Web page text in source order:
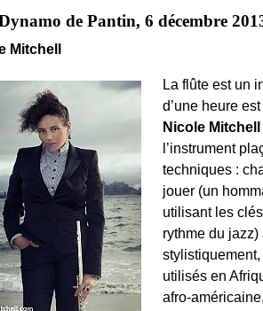
de Pantin, 6 décembre
Mitchell
La flûte est un
d’une heure
Nicole Mitchell
l’instrument
techniques :
jouer (un
utilisant les
rythme du
utilisés en
afro-américaine.